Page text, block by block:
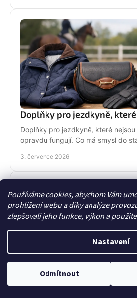
Používáme cookies, abychom Vám
prohlížení webu a díky analýze
zlepšovali jeho funkce, výkon a
Nastavení
Odmítnout
Doplňky pro jezdkyně,
Doplňky pro jezdkyně, které nejsou
opravdu fungují. Co má smysl do
3. července 2026
Jak pečovat o podsedlovou
Každý měsíc soutěžíme
o poukaz v hodnotě 500
Kč. Chcete se zúčastnit?